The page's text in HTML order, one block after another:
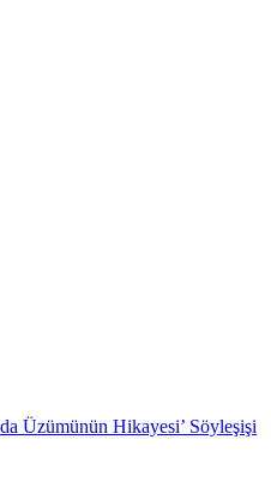
Üzümünün Hikayesi’ Söyleşişi